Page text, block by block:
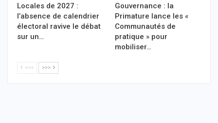
Locales de 2027 :
l’absence de calendrier
électoral ravive le débat
sur un…
Gouvernance : la
Primature lance les «
Communautés de
pratique » pour
mobiliser…
<<< >>>